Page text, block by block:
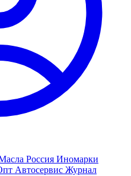
Россия Иномарки
Автосервис Журнал